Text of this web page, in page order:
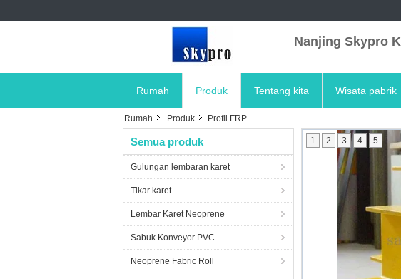
Nanjing Skypro
Rumah Produk Tentang kita Wisata pabrik
Rumah Produk Profil FRP
Semua produk
Gulungan lembaran karet
Tikar karet
Lembar Karet Neoprene
Sabuk Konveyor PVC
Neoprene Fabric Roll
1 2 3 4 5